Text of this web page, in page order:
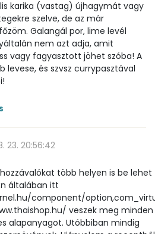
karika (vastag) újhagymát vagy
szelve, de az már
Galangál por, lime levél
nem azt adja, amit
vagy fagyasztott jöhet szóba! A
levese, és szvsz currypasztával
23. 20:56:42
több helyen is be lehet
általában itt
component/
veszek meg minden
alapanyagot. Utóbbiban mindig